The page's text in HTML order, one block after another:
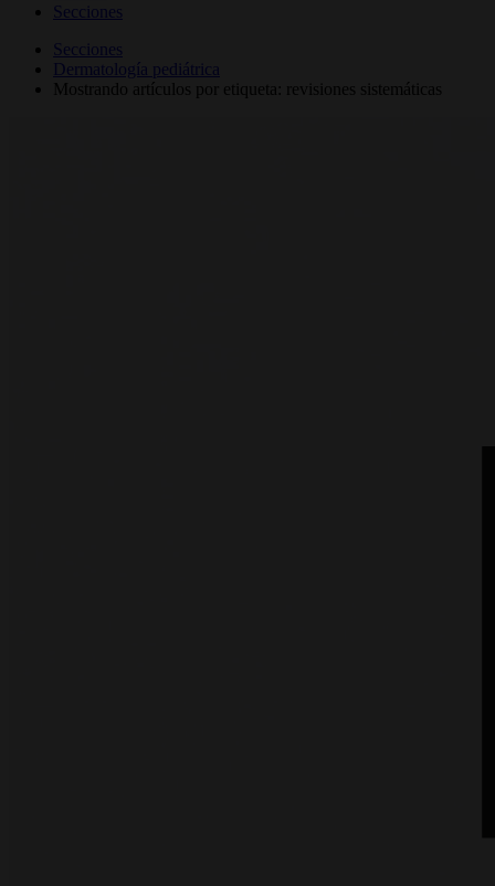
Secciones
Secciones
Dermatología pediátrica
Mostrando artículos por etiqueta: revisiones sistemáticas